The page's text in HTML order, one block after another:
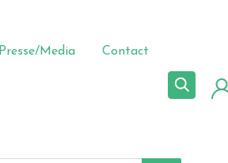
Presse/Media Contact